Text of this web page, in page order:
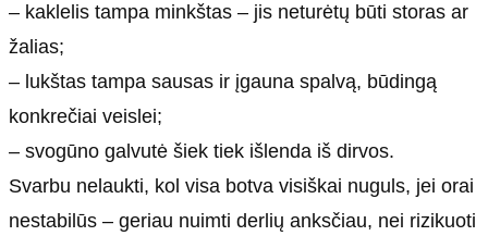
– kaklelis tampa minkštas – jis neturėtų būti storas ar
žalias;
– lukštas tampa sausas ir įgauna spalvą, būdingą
konkrečiai veislei;
– svogūno galvutė šiek tiek išlenda iš dirvos.
Svarbu nelaukti, kol visa botva visiškai nuguls, jei orai
nestabilūs – geriau nuimti derlių anksčiau, nei rizikuoti